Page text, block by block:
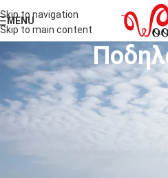
Skip to navigation
Skip to main content
MENU
Τα ρούχα για ποδηλασία από 100%
θερμορύθμιση, διαπνοή και άνεση σε
σύντομη βόλτα είτε διανύετε